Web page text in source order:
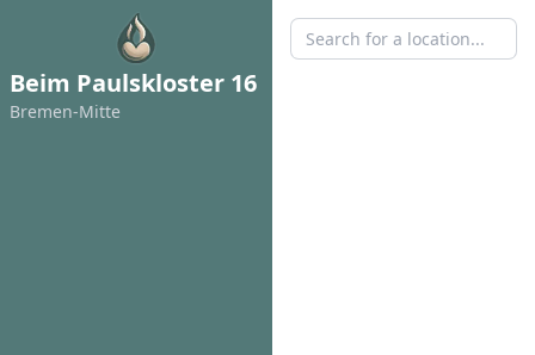
Beim Paulskloster 16
Bremen-Mitte